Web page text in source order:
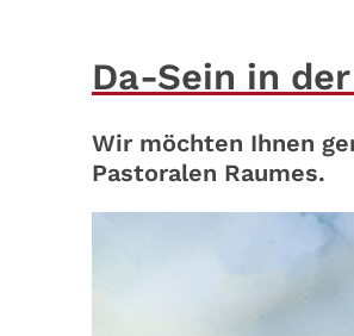
Da-Sein in
Wir möchten Ihnen
Pastoralen Raumes.